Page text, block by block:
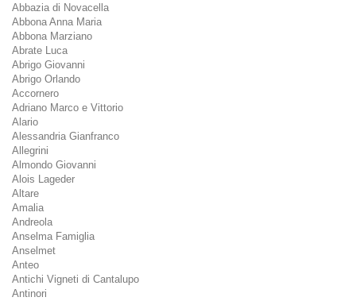
Abbazia di Novacella
Abbona Anna Maria
Abbona Marziano
Abrate Luca
Abrigo Giovanni
Abrigo Orlando
Accornero
Adriano Marco e Vittorio
Alario
Alessandria Gianfranco
Allegrini
Almondo Giovanni
Alois Lageder
Altare
Amalia
Andreola
Anselma Famiglia
Anselmet
Anteo
Antichi Vigneti di Cantalupo
Antinori